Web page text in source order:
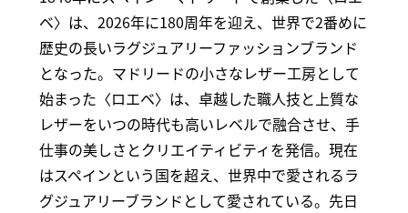
ベ〉は、2026年に180周年を迎え、世界で2番めに
歴史の長いラグジュアリーファッションブランド
となった。マドリードの小さなレザー工房として
始まった〈ロエベ〉は、卓越した職人技と上質な
レザーをいつの時代も高いレベルで融合させ、手
仕事の美しさとクリエイティビティを発信。現在
はスペインという国を超え、世界中で愛されるラ
グジュアリーブランドとして愛されている。先日